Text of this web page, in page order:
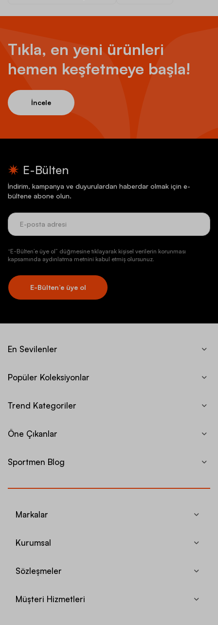
Tıkla, en yeni ürünleri
hemen keşfetmeye başla!
İncele
E-Bülten
İndirim, kampanya ve duyurulardan haberdar olmak için e-
bültene abone olun.
“E-Bülten’e üye ol” düğmesine tıklayarak kişisel verilerin korunması
kapsamında aydınlatma metnini kabul etmiş olursunuz.
E-Bülten’e üye ol
En Sevilenler
Popüler Koleksiyonlar
Trend Kategoriler
Öne Çıkanlar
Sportmen Blog
Markalar
Kurumsal
Sözleşmeler
Müşteri Hizmetleri